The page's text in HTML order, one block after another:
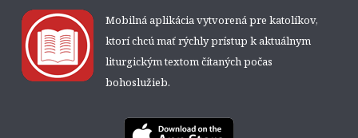
Mobilná aplikácia vytvorená pre katolíkov,
ktorí chcú mať rýchly prístup k aktuálnym
liturgickým textom čítaných počas
bohoslužieb.